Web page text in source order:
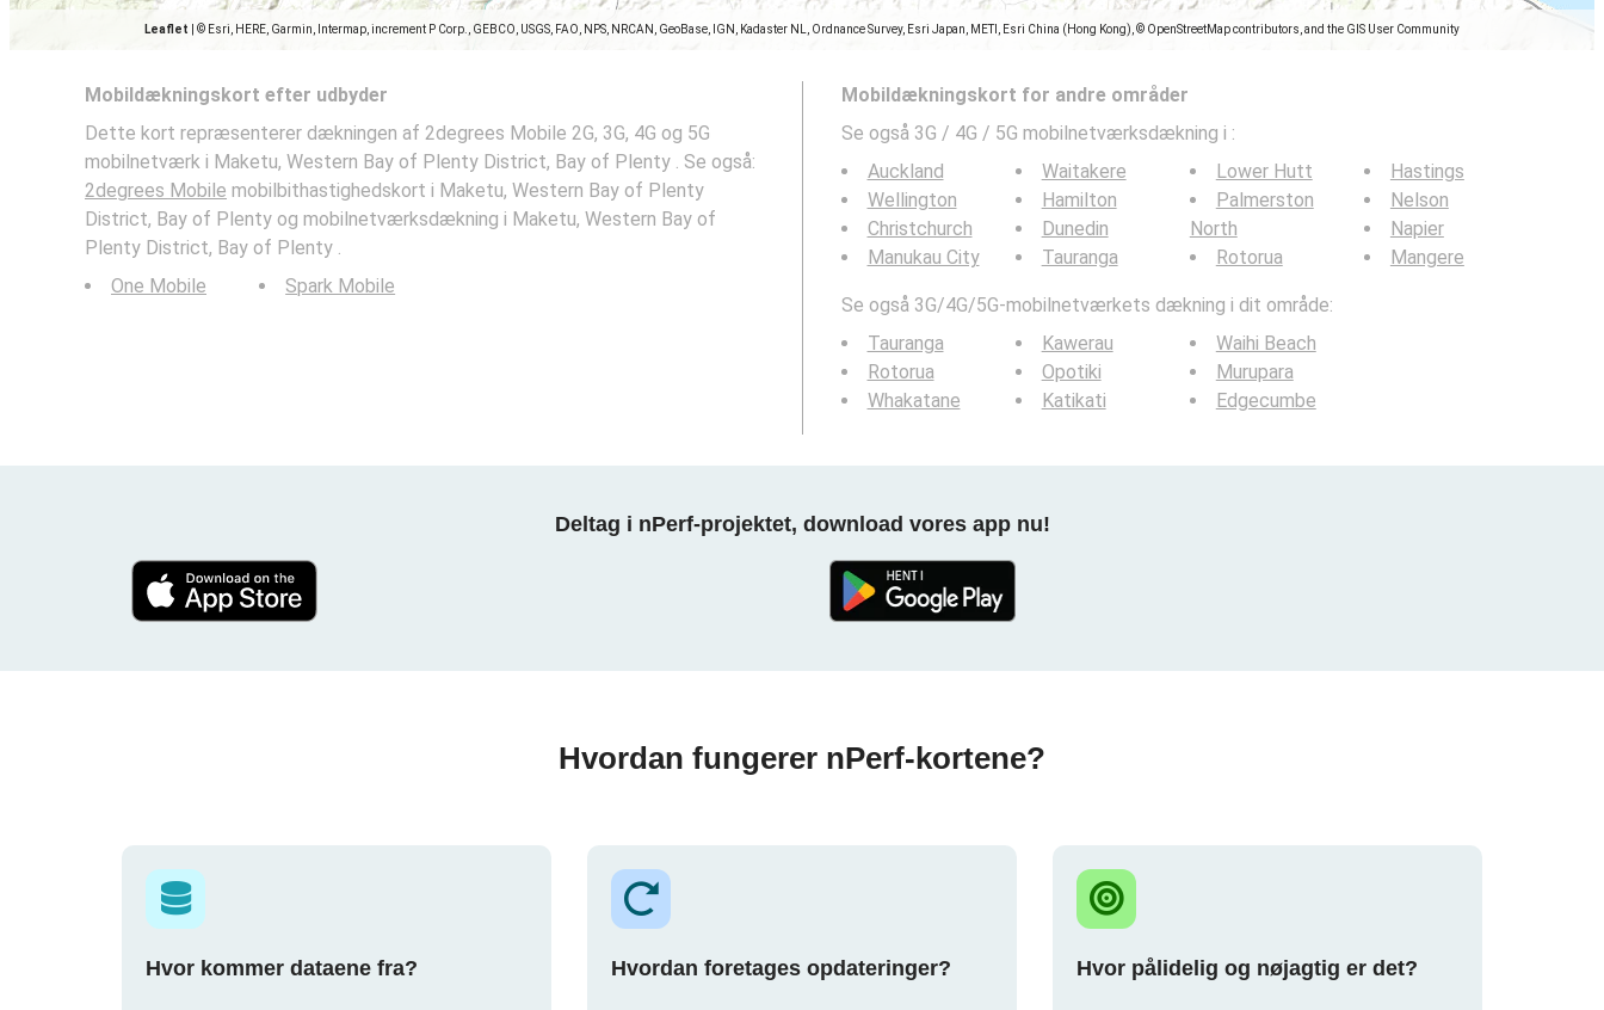
Leaflet © Esri, HERE, Garmin, Intermap, increment P Corp., GEBCO, USGS, FAO, NPS, NRCAN, GeoBase, IGN, Kadaster NL, Ordnance Survey, Esri Japan, METI, Esri China (Hong Kong), © OpenStreetMap contributors, and the GIS User Community
Mobildækningskort efter udbyder
Dette kort repræsenterer dækningen af 2degrees Mobile 2G, 3G, 4G og 5G
mobilnetværk i Maketu, Western Bay of Plenty District, Bay of Plenty . Se også:
2degrees Mobile mobilbithastighedskort i Maketu, Western Bay of Plenty
District, Bay of Plenty og mobilnetværksdækning i Maketu, Western Bay of
Plenty District, Bay of Plenty .
One Mobile
Spark Mobile
Mobildækningskort for andre områder
Se også 3G / 4G / 5G mobilnetværksdækning i :
Auckland
Wellington
Christchurch
Manukau City
Waitakere
Hamilton
Dunedin
Tauranga
Lower Hutt
Palmerston
North
Rotorua
Hastings
Nelson
Napier
Mangere
Se også 3G/4G/5G-mobilnetværkets dækning i dit område:
Tauranga
Rotorua
Whakatane
Kawerau
Opotiki
Katikati
Waihi Beach
Murupara
Edgecumbe
Deltag i nPerf-projektet, download vores app nu!
Hvordan fungerer nPerf-kortene?
Hvor kommer dataene fra? Hvordan foretages opdateringer? Hvor pålidelig og nøjagtig er det?